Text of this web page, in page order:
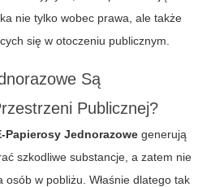
nie tylko wobec prawa, ale także
się w otoczeniu publicznym.
Są
Publicznej?
Papierosy Jednorazowe generują
szkodliwe substancje, a zatem nie
osób w pobliżu. Właśnie dlatego tak